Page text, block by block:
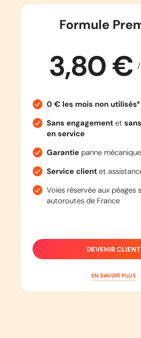
Formule
3,80 €
0 € les mois non
Sans engagementet
en service
Garantiepanne mécanique
Service clientet
Voies réservée aux péages
autoroutes de France
DEVENIR CLIENT
EN SAVOIR PLUS